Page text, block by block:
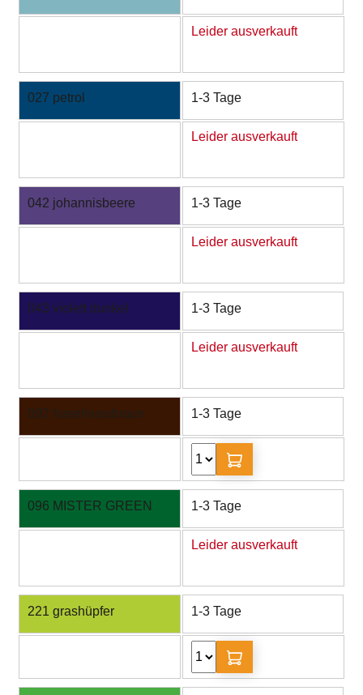
Leider ausverkauft
027 petrol 1-3 Tage
Leider ausverkauft
042 johannisbeere 1-3 Tage
Leider ausverkauft
043 violett dunkel 1-3 Tage
Leider ausverkauft
092 haselnussbraun 1-3 Tage
096 MISTER GREEN 1-3 Tage
Leider ausverkauft
221 grashüpfer 1-3 Tage